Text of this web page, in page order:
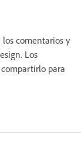
los comentarios y
Los
para